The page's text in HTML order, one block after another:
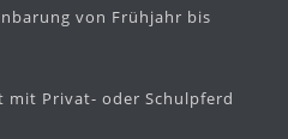
von Frühjahr bis
mit Privat- oder Schulpferd